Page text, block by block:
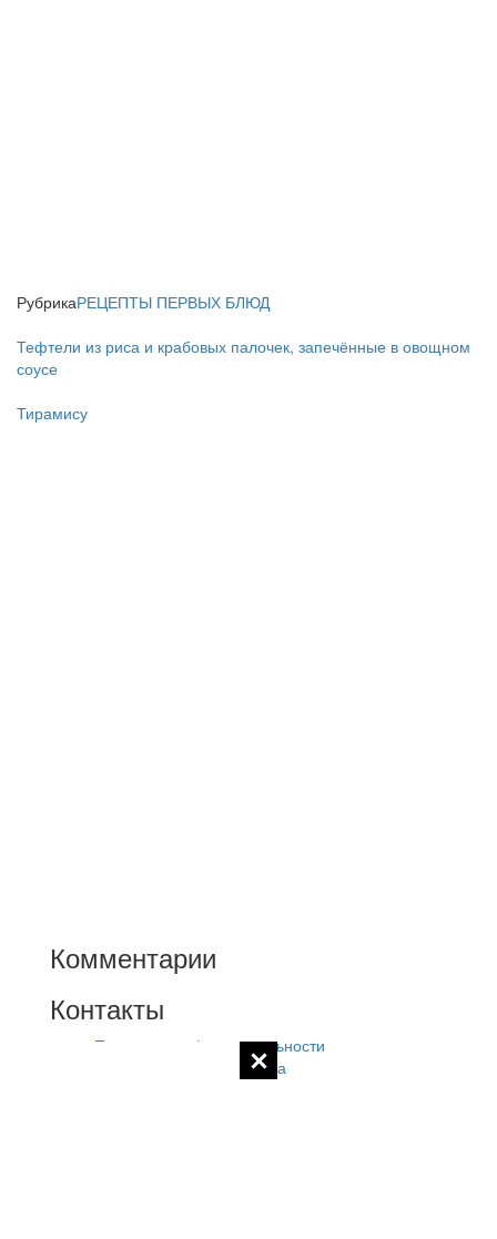
РубрикаРЕЦЕПТЫ ПЕРВЫХ БЛЮД
Тефтели из риса и крабовых палочек, запечённые в овощном
соусе
Тирамису
Комментарии
Контакты
Политика конфиденциальности
Контакты администратора